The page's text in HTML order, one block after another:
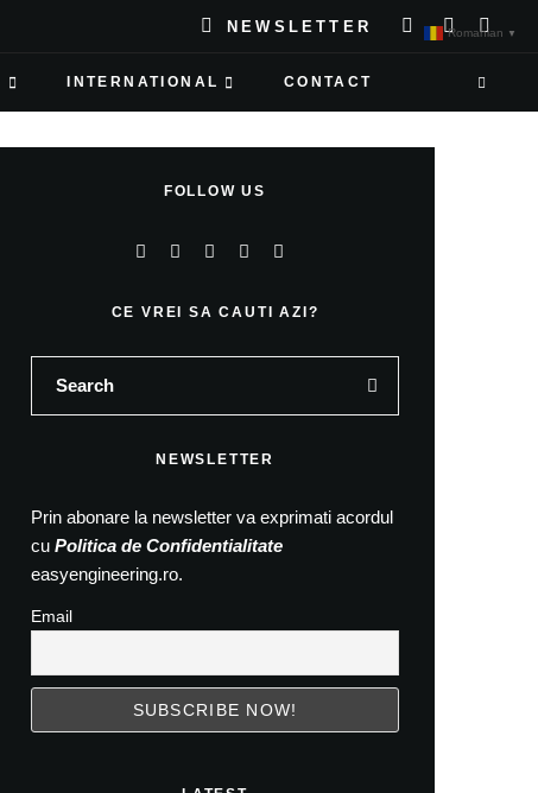
NEWSLETTER
INTERNATIONAL CONTACT
FOLLOW US
CE VREI SA CAUTI AZI?
NEWSLETTER
Prin abonare la newsletter va exprimati acordul
cu Politica de Confidentialitate
easyengineering.ro.
Email
Romanian ▼